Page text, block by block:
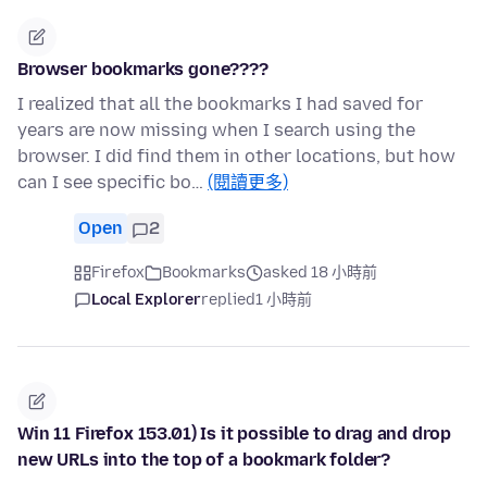
Browser bookmarks gone????
I realized that all the bookmarks I had saved for
years are now missing when I search using the
browser. I did find them in other locations, but how
can I see specific bo… (閱讀更多)
Open 2
Firefox Bookmarks
asked 18 小時前
Local Explorerreplied1 小時前
Win 11 Firefox 153.01) Is it possible to drag and drop
new URLs into the top of a bookmark folder?